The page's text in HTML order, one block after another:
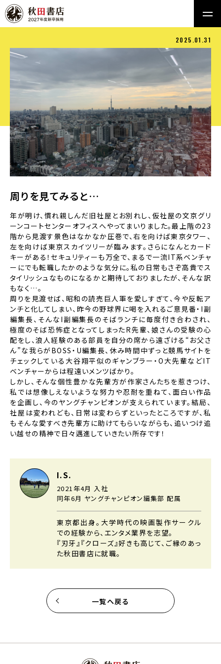
2025.01.31
周りを見てみると…
年が明け、慣れ親しんだ旧社屋とお別れし、仮社屋の文京グリ
ーンコートセンターオフィスへやってまいりました。最上階の23
階から見渡す景色はなかなか圧巻で、右を向けば東京タワー、
左を向けば東京スカイツリーが臨みます。さらになんとカード
キーがある！セキュリティーも万全で、まるで一流IT系ベンチャ
ーにでも転職したかのような気分に。私の日常もさぞ高貴でス
タイリッシュなものになるかと期待しておりましたが、そんな訳
もなく…。
周りを見渡せば、昭和の読売巨人軍を愛しすぎて、今や反転ア
ンチと化してしまい、昨今の野球界に喝を入れるご意見番・I副
編集長、そんなI副編集長のそばランチに毎度付き合わされ、
極度のそば恐怖症となってしまったR先輩、娘さんの受験の心
配をし、浪人経験のある部員を自分の席から遠ざける“お父さ
ん”な我らがBOSS・U編集長、休み時間中ずっと競馬サイトを
チェックしている大谷翔平似のギャンブラー・O大先輩などIT
ベンチャーからは程遠いメンツばかり。
しかし、そんな個性豊かな先輩方が作家さんたちを惹きつけ、
私では想像しえないような努力や忍耐を重ねて、面白い作品
を企画し、今のヤングチャンピオンが支えられています。結局、
社屋は変われども、日常は変わらずといったところですが、私
もそんな愛すべき先輩方に助けてもらいながらも、追いつけ追
い越せの精神で日々邁進していきたい所存です！
I.S.
2021年4月 入社
同年6月 ヤングチャンピオン編集部 配属
東京都出身。大学時代の映画製作サークル
での経験から、エンタメ業界を志望。
『刃牙』『クローズ』好きも高じて、ご縁のあっ
た秋田書店に就職。
一覧へ戻る